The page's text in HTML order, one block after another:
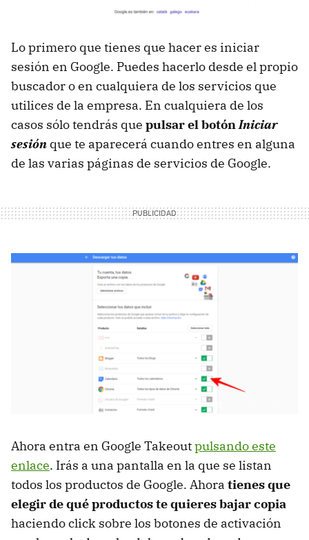
Lo primero que tienes que hacer es iniciar
sesión en Google. Puedes hacerlo desde el propio
buscador o en cualquiera de los servicios que
utilices de la empresa. En cualquiera de los
casos sólo tendrás que pulsar el botónIniciar
sesión que te aparecerá cuando entres en alguna
de las varias páginas de servicios de Google.
Ahora entra en Google Takeoutpulsando este
enlace. Irás a una pantalla en la que se listan
todos los productos de Google. Ahora tienes que
elegir de qué productos te quieres bajar copia
haciendo click sobre los botones de activación